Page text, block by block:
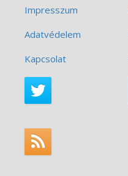
Impresszum
Adatvédelem
Kapcsolat